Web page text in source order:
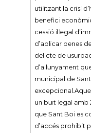
utilitzant la crisi
benefici
cessió il·legal
d’aplicar penes
delicte de
d’allunyament
municipal de
un buit legal amb
que Sant Boi es
d’accés prohibit